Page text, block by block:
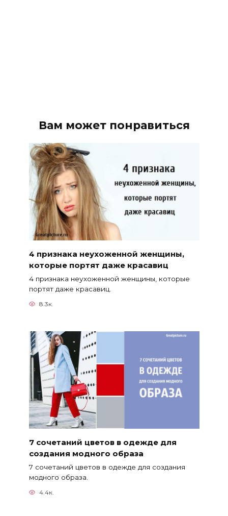
Вам может понравиться
4 признака неухоженной женщины,
которые портят даже красавиц
4 признака неухоженной женщины, которые
портят даже красавиц.
8.3к.
7 сочетаний цветов в одежде для
создания модного образа
7 сочетаний цветов в одежде для создания
модного образа.
4.4к.